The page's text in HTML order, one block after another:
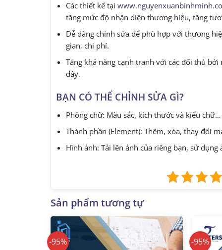
Các thiết kế tại
tăng mức độ nhận diện thương hiệu, tăng
Dễ dàng chỉnh sửa để phù hợp với thương
gian, chi phí.
Tăng khả năng cạnh tranh với các đối thủ
đây.
BẠN CÓ THỂ CHỈNH SỬA GÌ?
Phông chữ: Màu sắc, kích thước và kiểu chữ…
Thành phần (Element): Thêm, xóa, thay đổi
Hình ảnh: Tải lên ảnh của riêng bạn, sử
Sản phẩm tương tự
-95% -95%